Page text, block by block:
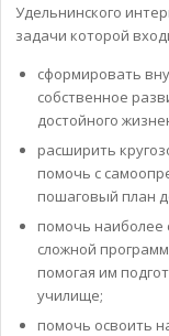
Удельнинского
задачи которой
сформировать
собственное
достойного
расширить
помочь с
пошаговый план
помочь наиболее
сложной
помогая им
училище;
помочь освоить